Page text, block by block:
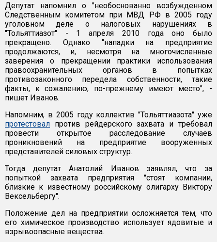
Депутат напомнил о "необоснованно возбужденном
Следственным комитетом при МВД РФ в 2005 году
уголовном деле о налоговых нарушениях в
"Тольяттиазот" - 1 апреля 2010 года оно было
прекращено. Однако "нападки на предприятие
продолжаются, и, несмотря на многочисленные
заверения о прекращении практики использования
правоохранительных органов в попытках
противозаконного передела собственности, такие
факты, к сожалению, по-прежнему имеют место", -
пишет Иванов.
Напомним, в 2005 году коллектив "Тольяттиазота" уже
протестовал против рейдерского захвата и требовал
провести открытое расследование случаев
проникновений на предприятие вооруженных
представителей силовых структур.
Тогда депутат Анатолий Иванов заявлял, что за
попыткой захвата предприятия "стоят компании,
близкие к известному российскому олигарху Виктору
Вексельбергу".
Положение дел на предприятии осложняется тем, что
его химическое производство использует ядовитые и
взрывоопасные вещества.